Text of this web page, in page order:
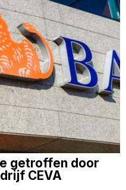
getroffen door
CEVA